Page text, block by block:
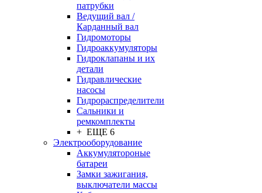
патрубки
Ведущий вал /
Карданный вал
Гидромоторы
Гидроаккумуляторы
Гидроклапаны и их
детали
Гидравлические
насосы
Гидрораспределители
Сальники и
ремкомплекты
+ ЕЩЕ 6
Электрооборудование
Аккумулятороные
батареи
Замки зажигания,
выключатели массы